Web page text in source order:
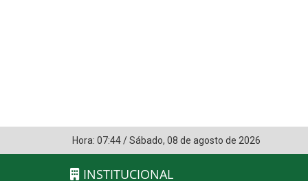
Hora: 07:44/Sábado, 08 de agosto de 2026
INSTITUCIONAL